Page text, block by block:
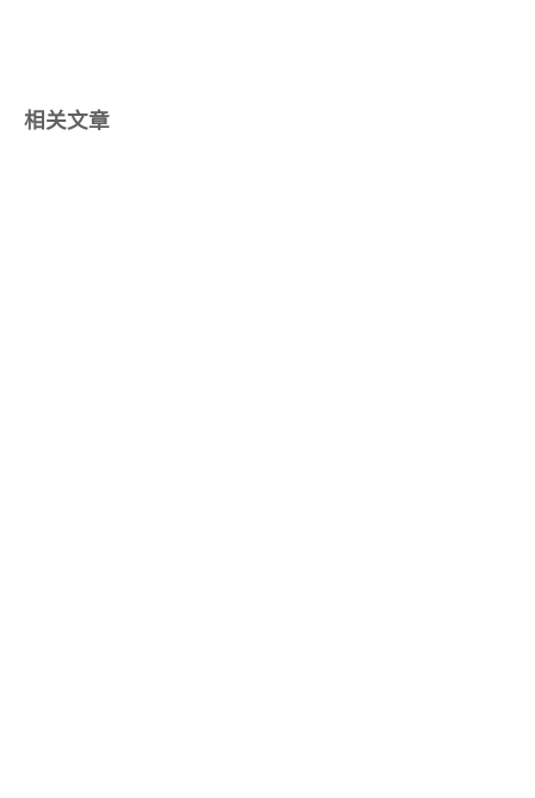
相关文章